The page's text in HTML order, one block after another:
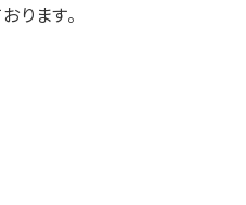
ります。